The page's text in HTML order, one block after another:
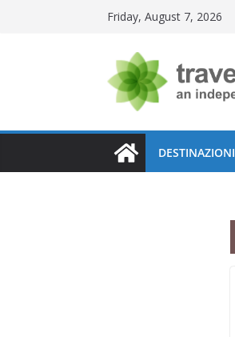
Friday, August 7, 2026
DESTINAZIONI